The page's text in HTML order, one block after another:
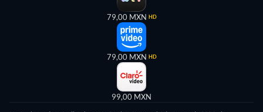
79,00 MXN HD
79,00 MXN HD
99,00 MXN